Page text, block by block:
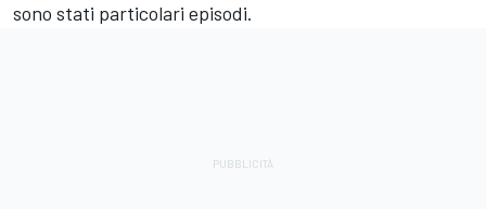
sono stati particolari episodi.